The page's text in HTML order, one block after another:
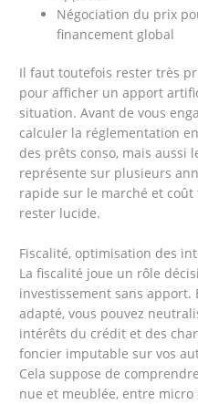
Négociation du prix
financement global
Il faut toutefois rester très
pour afficher un apport
situation. Avant de vous
calculer la réglementation
des prêts conso, mais aussi
représente sur plusieurs
rapide sur le marché et
rester lucide.
Fiscalité, optimisation des
La fiscalité joue un rôle
investissement sans apport.
adapté, vous pouvez
intérêts du crédit et des
foncier imputable sur vos
Cela suppose de
nue et meublée, entre